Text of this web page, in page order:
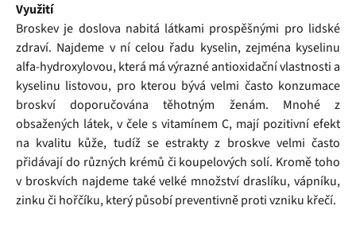
Využití
Broskev je doslova nabitá látkami prospěšnými pro lidské
zdraví. Najdeme v ní celou řadu kyselin, zejména kyselinu
alfa-hydroxylovou, která má výrazné antioxidační vlastnosti a
kyselinu listovou, pro kterou bývá velmi často konzumace
broskví doporučována těhotným ženám. Mnohé z
obsažených látek, v čele s vitamínem C, mají pozitivní efekt
na kvalitu kůže, tudíž se estrakty z broskve velmi často
přidávají do různých krémů či koupelových solí. Kromě toho
v broskvích najdeme také velké množství draslíku, vápníku,
zinku či hořčíku, který působí preventivně proti vzniku křečí.